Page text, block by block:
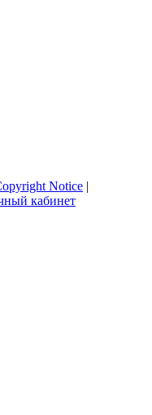
Notice |
кабинет